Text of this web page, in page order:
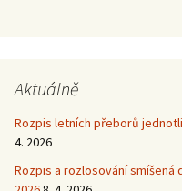
Aktuálně
Rozpis letních přeborů
4. 2026
Rozpis a rozlosování smíšená